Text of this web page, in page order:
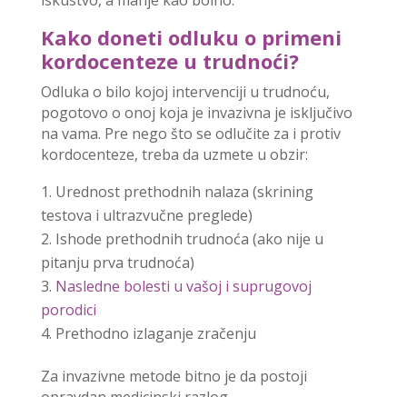
Kako doneti odluku o primeni
kordocenteze u trudnoći?
Odluka o bilo kojoj intervenciji u trudnoću,
pogotovo o onoj koja je invazivna je isključivo
na vama. Pre nego što se odlučite za i protiv
kordocenteze, treba da uzmete u obzir:
Urednost prethodnih nalaza (skrining
testova i ultrazvučne preglede)
Ishode prethodnih trudnoća (ako nije u
pitanju prva trudnoća)
Nasledne bolesti u vašoj i suprugovoj
porodici
Prethodno izlaganje zračenju
Za invazivne metode bitno je da postoji